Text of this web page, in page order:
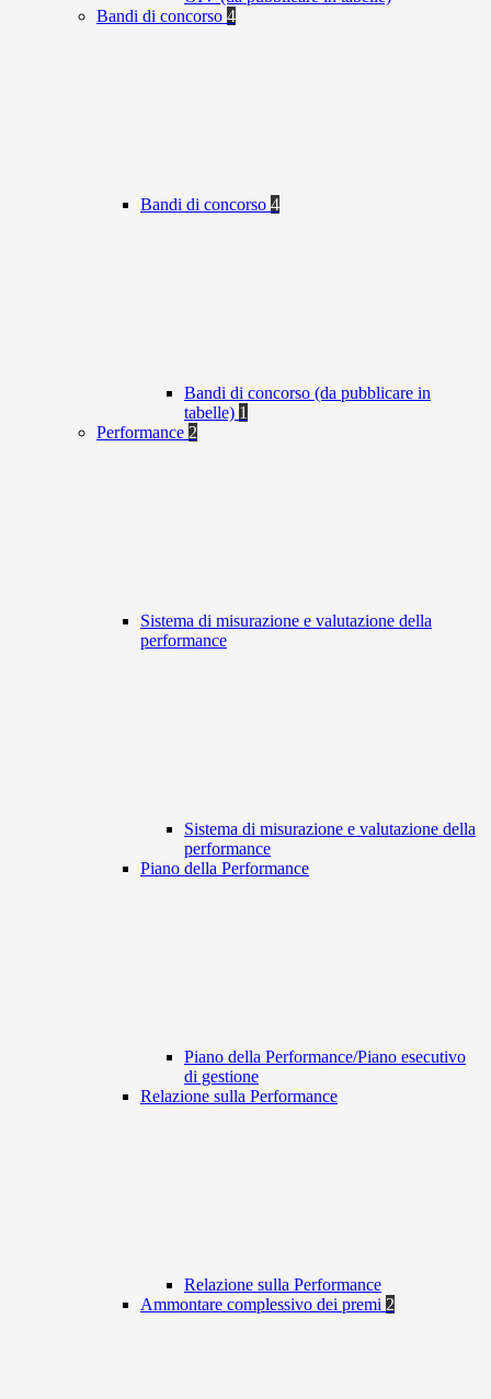
Bandi di concorso 4
Bandi di concorso 4
Bandi di concorso (da pubblicare in
tabelle) 1
Performance 2
Sistema di misurazione e valutazione della
performance
Sistema di misurazione e valutazione della
performance
Piano della Performance
Piano della Performance/Piano esecutivo
di gestione
Relazione sulla Performance
Relazione sulla Performance
Ammontare complessivo dei premi 2